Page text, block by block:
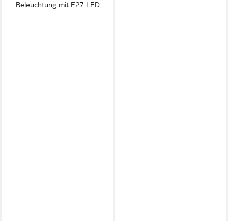
Beleuchtung mit E27 LED